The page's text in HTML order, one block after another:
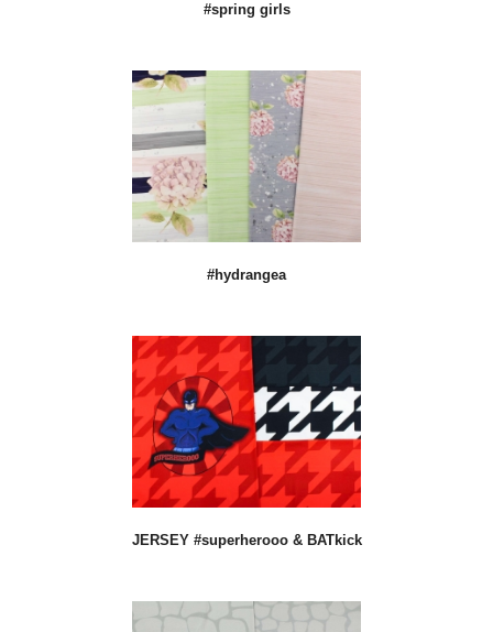
#spring girls
#hydrangea
JERSEY #superherooo & BATkick